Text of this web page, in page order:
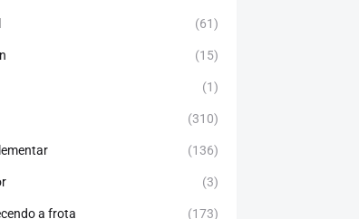
(61)
(15)
(1)
(310)
(136)
(3)
a frota (173)